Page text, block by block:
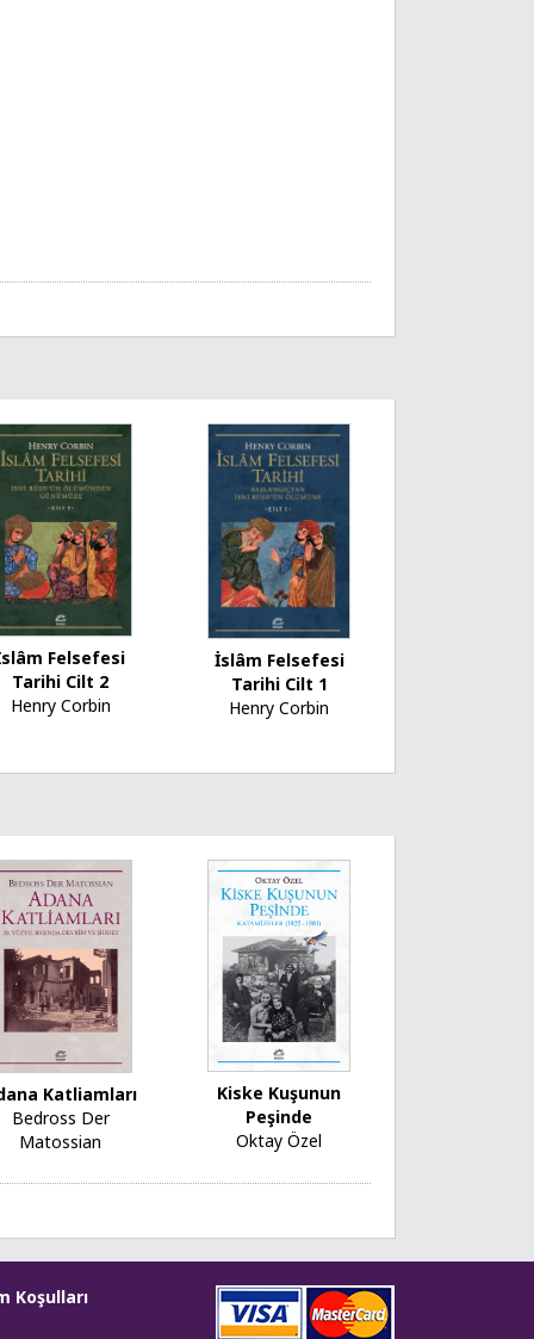
Felsefesi
Tarihi Cilt 2
Henry Corbin
İslâm Felsefesi
Tarihi Cilt 1
Henry Corbin
Katliamları
Bedross Der
Matossian
Kiske Kuşunun
Peşinde
Oktay Özel
Koşulları